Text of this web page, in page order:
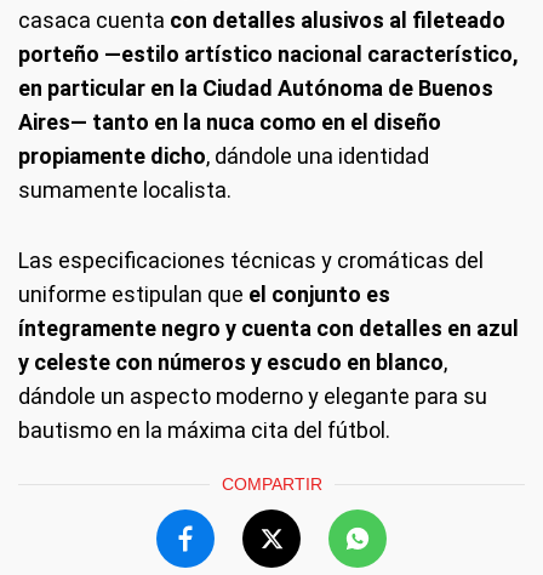
casaca cuenta con detalles alusivos al fileteado
porteño —estilo artístico nacional característico,
en particular en la Ciudad Autónoma de Buenos
Aires— tanto en la nuca como en el diseño
propiamente dicho, dándole una identidad
sumamente localista.
Las especificaciones técnicas y cromáticas del
uniforme estipulan que el conjunto es
íntegramente negro y cuenta con detalles en azul
y celeste con números y escudo en blanco,
dándole un aspecto moderno y elegante para su
bautismo en la máxima cita del fútbol.
COMPARTIR